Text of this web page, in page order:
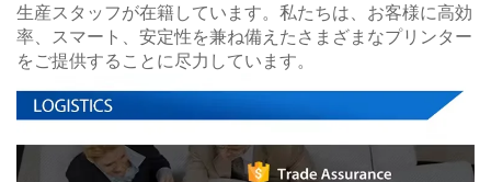
生産スタッフが在籍しています。私たちは、お客様に高効
率、スマート、安定性を兼ね備えたさまざまなプリンター
をご提供することに尽力しています。